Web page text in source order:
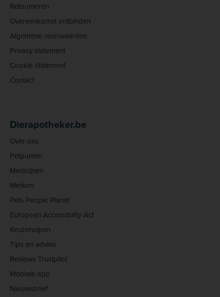
Retourneren
Overeenkomst ontbinden
Algemene voorwaarden
Privacy statement
Cookie statement
Contact
Dierapotheker.be
Over ons
Petpunten
Medicijnen
Merken
Pets People Planet
European Accessibility Act
Keuzehulpen
Tips en advies
Reviews Trustpilot
Mobiele app
Nieuwsbrief